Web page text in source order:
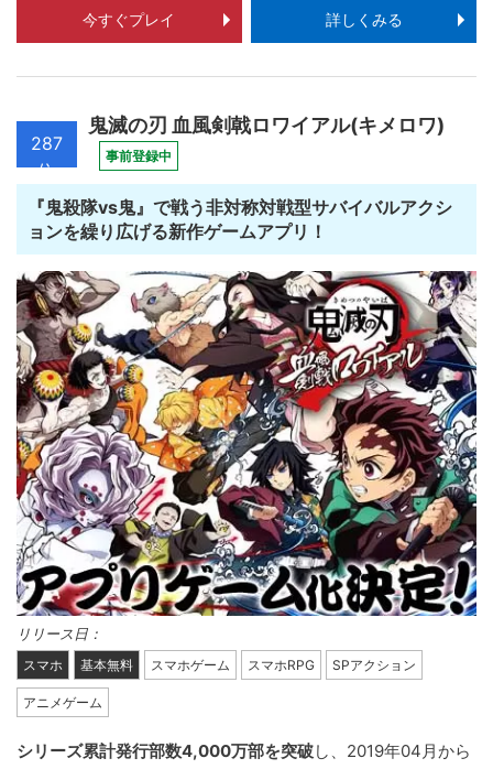
今すぐプレイ 詳しくみる
287
位
鬼滅の刃 血風剣戟ロワイアル(キメロワ)
事前登録中
『鬼殺隊vs鬼』で戦う非対称対戦型サバイバルアクシ
ョンを繰り広げる新作ゲームアプリ！
リリース日：
スマホ 基本無料 スマホゲーム スマホRPG SPアクション
アニメゲーム
シリーズ累計発行部数4,000万部を突破し、2019年04月から